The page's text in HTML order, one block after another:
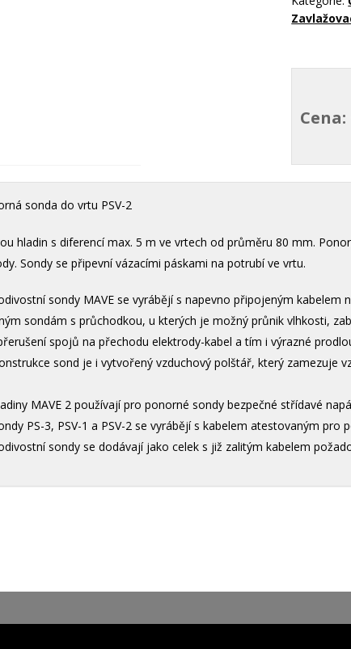
Cena:
sonda do vrtu PSV-2
hladin s diferencí max. 5 m ve vrtech od průměru 80 mm.
Sondy se připevní vázacími páskami na potrubí ve vrtu.
sondy MAVE se vyrábějí s napevno připojeným kabelem
sondám s průchodkou, u kterých je možný průnik vlhkosti,
spojů na přechodu elektrody-kabel a tím i výrazné
sond je i vytvořený vzduchový polštář, který zamezuje
MAVE 2 používají pro ponorné sondy bezpečné střídavé
PS-3, PSV-1 a PSV-2 se vyrábějí s kabelem atestovaným pro
sondy se dodávají jako celek s již zalitým kabelem